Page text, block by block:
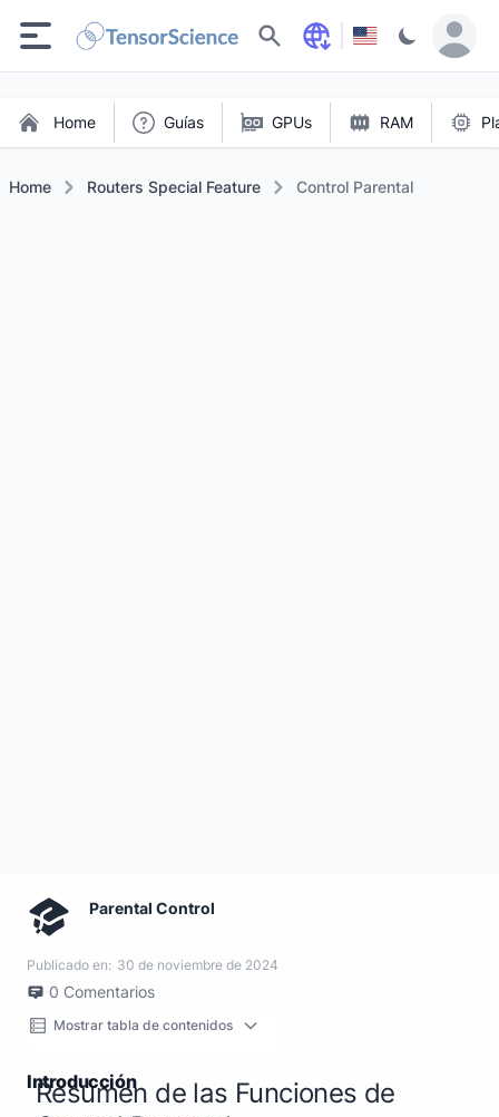
Buscar
Home Guías GPUs RAM
Home Routers Special Feature Control Parental
Parental Control
Publicado en: 30 de noviembre de 2024
0 Comentarios
Mostrar tabla de contenidos
Introducción
Resumen de las Funciones de